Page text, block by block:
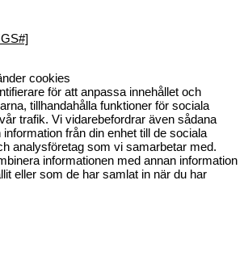
cookies
för att anpassa innehållet och
tillhandahålla funktioner för sociala
trafik. Vi vidarebefordrar även sådana
från din enhet till de sociala
analysföretag som vi samarbetar med.
informationen med annan information
eller som de har samlat in när du har